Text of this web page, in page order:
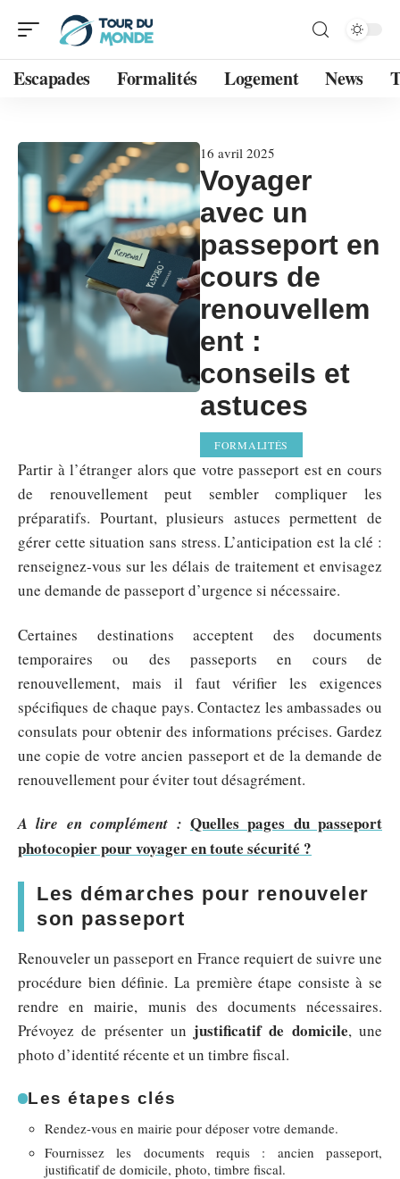
Escapades Formalités Logement News
16 avril 2025
Voyager
avec un
passeport en
cours de
renouvellem
ent :
conseils et
astuces
FORMALITÉS
Partir à l’étranger alors que votre passeport est en cours
de renouvellement peut sembler compliquer les
préparatifs. Pourtant, plusieurs astuces permettent de
gérer cette situation sans stress. L’anticipation est la clé :
renseignez-vous sur les délais de traitement et envisagez
une demande de passeport d’urgence si nécessaire.
Certaines destinations acceptent des documents
temporaires ou des passeports en cours de
renouvellement, mais il faut vérifier les exigences
spécifiques de chaque pays. Contactez les ambassades ou
consulats pour obtenir des informations précises. Gardez
une copie de votre ancien passeport et de la demande de
renouvellement pour éviter tout désagrément.
A lire en complément : Quelles pages du passeport
photocopier pour voyager en toute sécurité ?
Les démarches pour renouveler
son passeport
Renouveler un passeport en France requiert de suivre une
procédure bien définie. La première étape consiste à se
rendre en mairie, munis des documents nécessaires.
Prévoyez de présenter un justificatif de domicile, une
photo d’identité récente et un timbre fiscal.
Les étapes clés
Rendez-vous en mairie pour déposer votre demande.
Fournissez les documents requis : ancien passeport,
justificatif de domicile, photo, timbre fiscal.